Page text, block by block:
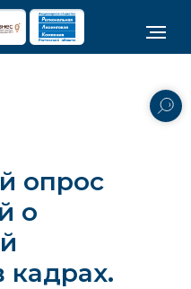
опрос
о
кадрах.